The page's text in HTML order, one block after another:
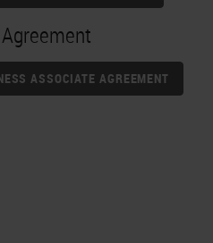
ASSOCIATE AGREEMENT